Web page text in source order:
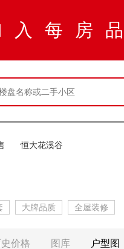
入每房
恒大花溪谷
大牌品质 全屋装修
史价格 图库 户型图